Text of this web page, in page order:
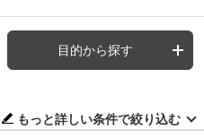
目的から探す
もっと詳しい条件で絞り込む